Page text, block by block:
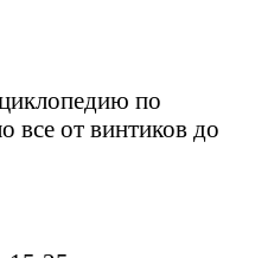
по
от винтиков до